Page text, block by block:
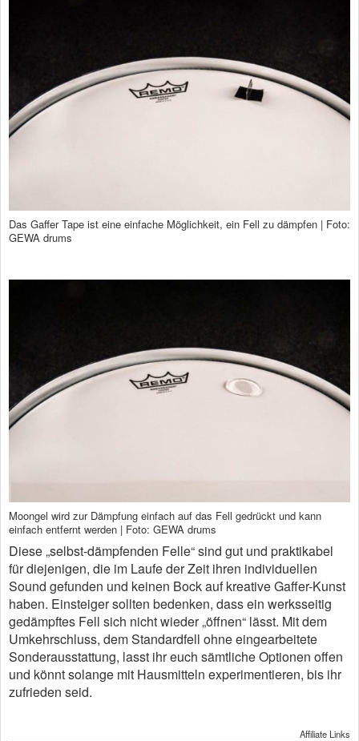
Das Gaffer Tape ist eine einfache Möglichkeit, ein Fell zu dämpfen | Foto:
GEWA drums
Moongel wird zur Dämpfung einfach auf das Fell gedrückt und kann
einfach entfernt werden | Foto: GEWA drums
Diese „selbst-dämpfenden Felle“ sind gut und praktikabel
für diejenigen, die im Laufe der Zeit ihren individuellen
Sound gefunden und keinen Bock auf kreative Gaffer-Kunst
haben. Einsteiger sollten bedenken, dass ein werksseitig
gedämpftes Fell sich nicht wieder „öffnen“ lässt. Mit dem
Umkehrschluss, dem Standardfell ohne eingearbeitete
Sonderausstattung, lasst ihr euch sämtliche Optionen offen
und könnt solange mit Hausmitteln experimentieren, bis ihr
zufrieden seid.
Affiliate Links